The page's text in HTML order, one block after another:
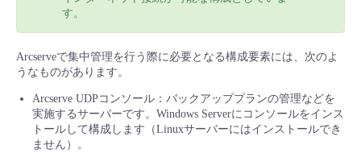
す。
Arcserveで集中管理を行う際に必要となる構成要素には、次のよ
うなものがあります。
Arcserve UDPコンソール：バックアッププランの管理などを
実施するサーバーです。Windows Serverにコンソールをインス
トールして構成します（Linuxサーバーにはインストールでき
ません）。